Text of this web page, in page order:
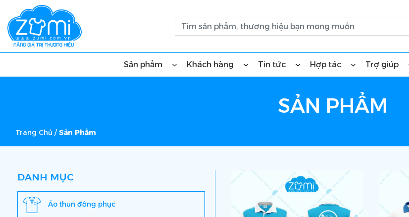
Sản phẩm Khách hàng Tin tức Hợp tác Trợ giúp
SẢN PHẨM
Trang Chủ / Sản Phẩm
DANH MỤC
Áo thun đồng phục